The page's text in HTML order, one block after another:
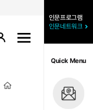
로그인 사이트맵
인문프로그램
인문네트워크
Quick Menu